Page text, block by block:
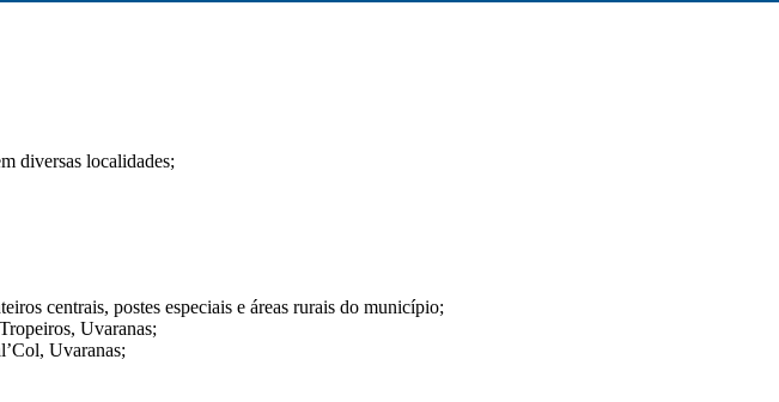
diversas localidades;
centrais, postes especiais e áreas rurais do município;
Uvaranas;
Uvaranas;